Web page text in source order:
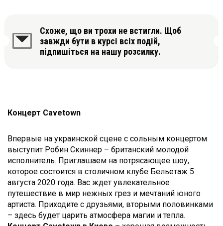
Схоже, що ви трохи не встигли. Щоб
завжди бути в курсі всіх подій,
підпишіться на нашу розсилку.
Концерт Cavetown
Впервые на украинской сцене с сольным концертом
выступит Робин Скиннер – британский молодой
исполнитель. Приглашаем на потрясающее шоу,
которое состоится в столичном клубе Бельетаж 5
августа 2020 года. Вас ждет увлекательное
путешествие в мир нежных грез и мечтаний юного
артиста. Приходите с друзьями, вторыми половинками
– здесь будет царить атмосфера магии и тепла.